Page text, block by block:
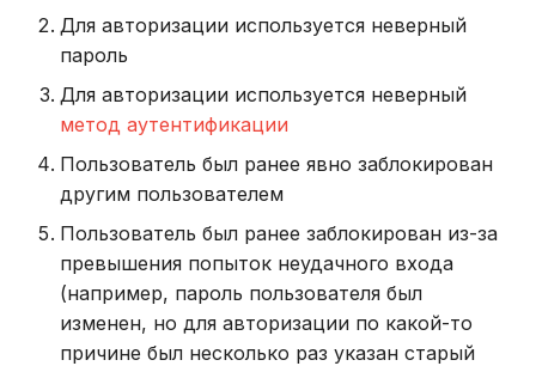
Для авторизации используется неверный
пароль
Для авторизации используется неверный
метод аутентификации
Пользователь был ранее явно заблокирован
другим пользователем
Пользователь был ранее заблокирован из-за
превышения попыток неудачного входа
(например, пароль пользователя был
изменен, но для авторизации по какой-то
причине был несколько раз указан старый